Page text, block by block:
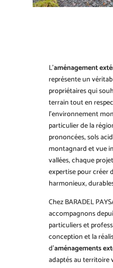
L’aménagement
représente un
propriétaires qui
terrain tout en
l’environnement
particulier de la
prononcées, sols
montagnard et vue
vallées, chaque
expertise pour créer
harmonieux,
Chez BARADEL
accompagnons
particuliers et
conception et la
d’aménagements
adaptés au territoire